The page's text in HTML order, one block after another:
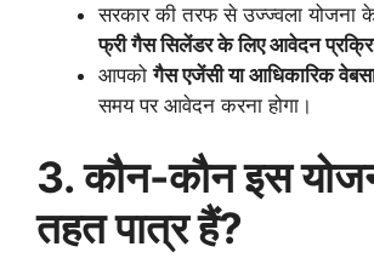
सरकार की तरफ से उज्ज्वला योजना के
फ्री गैस सिलेंडर के लिए आवेदन
आपकोगैस एजेंसी या आधिकारिक
समय पर आवेदन करना होगा।
3. कौन-कौन इस
तहत पात्र हैं?